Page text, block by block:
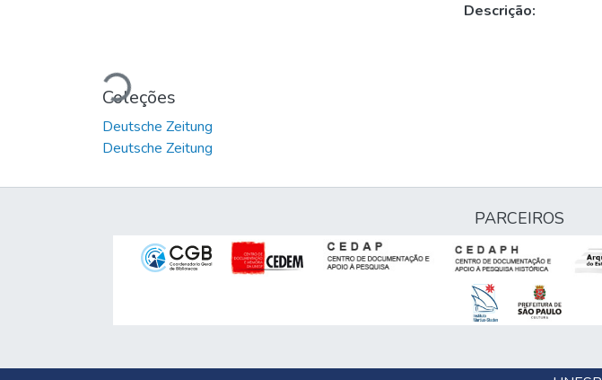
Carregando...
Descrição:
Coleções
Deutsche Zeitung
Deutsche Zeitung
PARCEIROS